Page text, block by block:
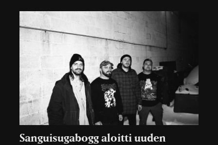
Sanguisugabogg aloitti uuden